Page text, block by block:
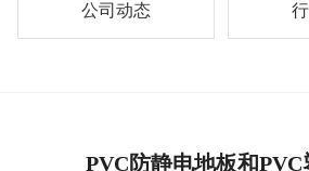
公司动态
​PVC防静电地板​和